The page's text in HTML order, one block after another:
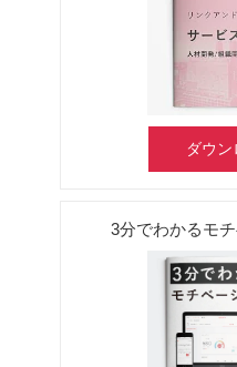
ダウン
3分でわかるモ